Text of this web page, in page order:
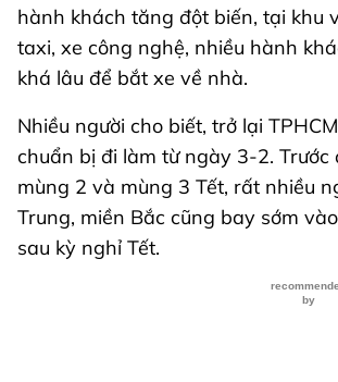
hành khách tăng đột biến, tại khu
taxi, xe công nghệ, nhiều hành
khá lâu để bắt xe về nhà.
Nhiều người cho biết, trở lại
chuẩn bị đi làm từ ngày 3-2. Trước
mùng 2 và mùng 3 Tết, rất nhiều
Trung, miền Bắc cũng bay sớm
sau kỳ nghỉ Tết.